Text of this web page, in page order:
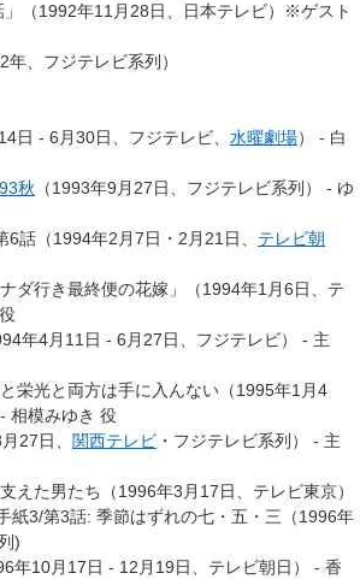
」（1992年11月28日、日本テレビ）※ゲスト
年、フジテレビ系列）
日 - 6月30日、フジテレビ、 水曜劇場） - 白
秋 （1993年9月27日、フジテレビ系列） - ゆ
6話（1994年2月7日・2月21日、 テレビ朝
ナダ行き最終便の花嫁」（1994年1月6日、テ
年4月11日 - 6月27日、フジテレビ） - 主
栄光と両方は手に入んない（1995年1月4
相模みゆき 役
27日、 関西テレビ ・フジテレビ系列） - 主
えた男たち（1996年3月17日、テレビ東京）
紙3/第3話: 季節はずれの七・五・三（1996年
)
年10月17日 - 12月19日、テレビ朝日） - 香